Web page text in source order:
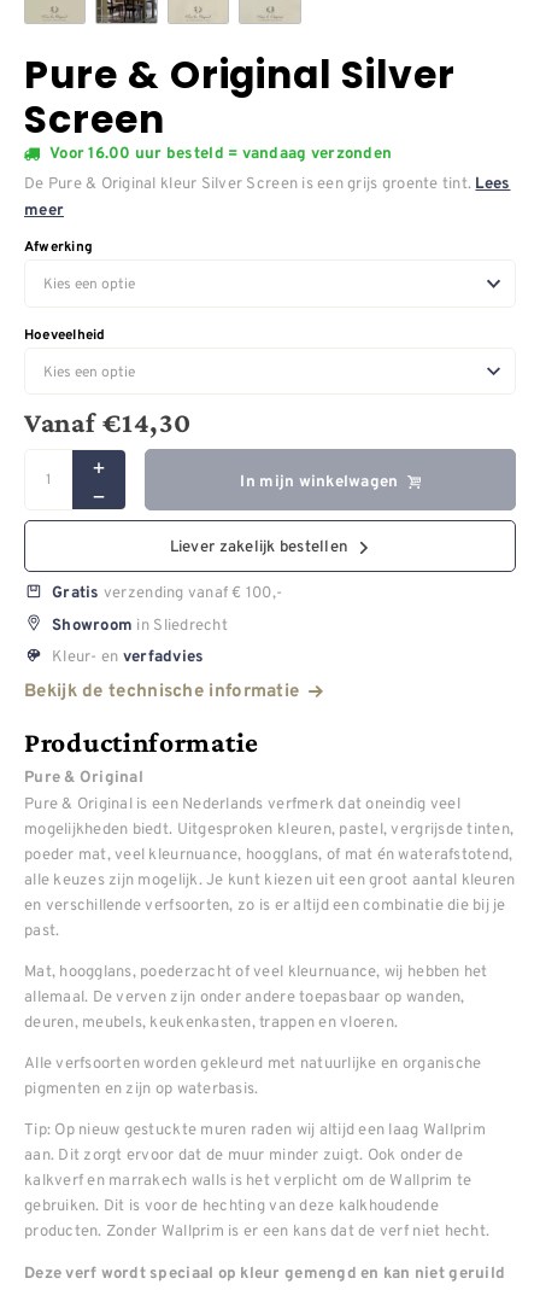
Pure & Original Silver
Screen
Voor 16.00 uur besteld = vandaag verzonden
De Pure & Original kleur Silver Screen is een grijs groente tint. Lees
meer
Afwerking
Hoeveelheid
Vanaf€14,30
In mijn winkelwagen
Liever zakelijk bestellen
Gratis verzending vanaf € 100,-
Showroom in Sliedrecht
Kleur- en verfadvies
Bekijk de technische informatie
Productinformatie
Pure & Original
Pure & Original is een Nederlands verfmerk dat oneindig veel
mogelijkheden biedt. Uitgesproken kleuren, pastel, vergrijsde tinten,
poeder mat, veel kleurnuance, hoogglans, of mat én waterafstotend,
alle keuzes zijn mogelijk. Je kunt kiezen uit een groot aantal kleuren
en verschillende verfsoorten, zo is er altijd een combinatie die bij je
past.
Mat, hoogglans, poederzacht of veel kleurnuance, wij hebben het
allemaal. De verven zijn onder andere toepasbaar op wanden,
deuren, meubels, keukenkasten, trappen en vloeren.
Alle verfsoorten worden gekleurd met natuurlijke en organische
pigmenten en zijn op waterbasis.
Tip: Op nieuw gestuckte muren raden wij altijd een laag Wallprim
aan. Dit zorgt ervoor dat de muur minder zuigt. Ook onder de
kalkverf en marrakech walls is het verplicht om de Wallprim te
gebruiken. Dit is voor de hechting van deze kalkhoudende
producten. Zonder Wallprim is er een kans dat de verf niet hecht.
Deze verf wordt speciaal op kleur gemengd en kan niet geruild